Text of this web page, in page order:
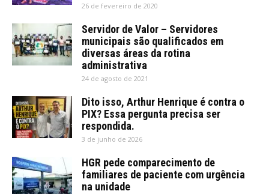
26 de fevereiro de 2020
Servidor de Valor – Servidores
municipais são qualificados em
diversas áreas da rotina
administrativa
24 de agosto de 2021
Dito isso, Arthur Henrique é contra o
PIX? Essa pergunta precisa ser
respondida.
3 de junho de 2026
HGR pede comparecimento de
familiares de paciente com urgência
na unidade